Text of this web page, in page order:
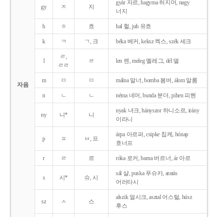
자음
gy ㅈ 지
gyár 자르, hagyma 허지머, nagy
너지
h ㅎ 흐 hal 헐, juh 유흐
k ㅋ ㄱ, 크 béka 베커, keksz 켁스, szék 세크
l
ㄹ,
ㄹㄹ
ㄹ len 렌, meleg 멜레그, dél 델
m ㅁ ㅁ málna 말너, bomba 봄버, álom 알롬
n ㄴ ㄴ néma 네머, bunda 분더, pihen 피헨
ny 니* 니
nyak 녀크, hányszor 하니소르, irány
이라니
p ㅍ ㅂ, 프
árpa 아르퍼, csipke 칩케, hónap
호너프
r ㄹ 르 róka 로커, barna 버르너, ár 아르
s 시* 슈, 시
sál 샬, puska 푸슈카, aratás
어러타시
sz ㅅ 스
alszik 얼시크, asztal 어스털, húsz
후스